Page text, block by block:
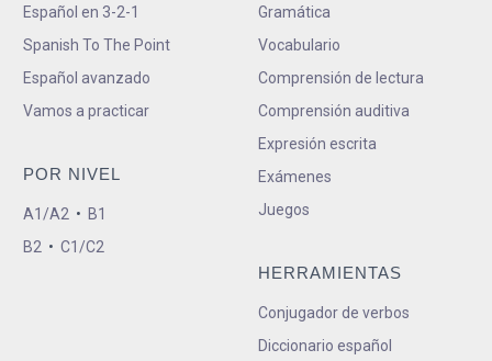
Español en 3-2-1
Spanish To The Point
Español avanzado
Vamos a practicar
POR NIVEL
A1/A2 • B1
B2 • C1/C2
Gramática
Vocabulario
Comprensión de lectura
Comprensión auditiva
Expresión escrita
Exámenes
Juegos
HERRAMIENTAS
Conjugador de verbos
Diccionario español